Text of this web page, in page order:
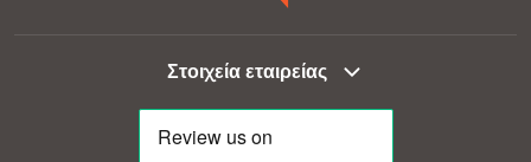
Στοιχεία εταιρείας